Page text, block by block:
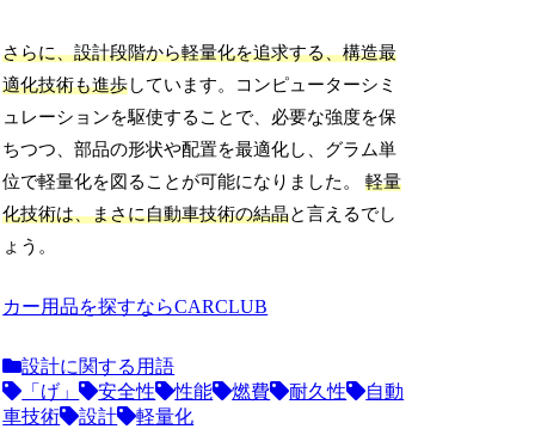
さらに、設計段階から軽量化を追求する、構造最
適化技術も進歩しています。コンピューターシミ
ュレーションを駆使することで、必要な強度を保
ちつつ、部品の形状や配置を最適化し、グラム単
位で軽量化を図ることが可能になりました。軽量
化技術は、まさに自動車技術の結晶と言えるでし
ょう。
カー用品を探すならCARCLUB
設計に関する用語
「げ」
安全性 性能 燃費 耐久性
自動
車技術
設計
軽量化